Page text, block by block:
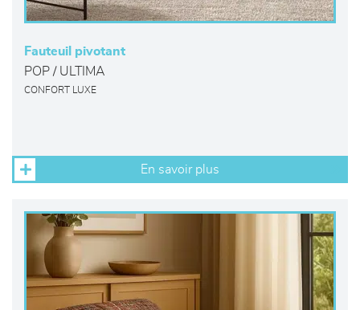
Fauteuil pivotant
POP / ULTIMA
CONFORT LUXE
En savoir plus